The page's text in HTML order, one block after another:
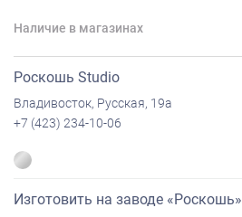
Наличие в магазинах
Роскошь Studio
Владивосток, Русская, 19а
+7 (423) 234-10-06
Изготовить на заводе «Роскошь»